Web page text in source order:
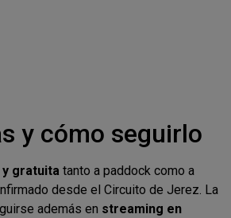
y cómo seguirlo
y gratuita tanto a paddock como a
desde el Circuito de Jerez. La
además en streaming en